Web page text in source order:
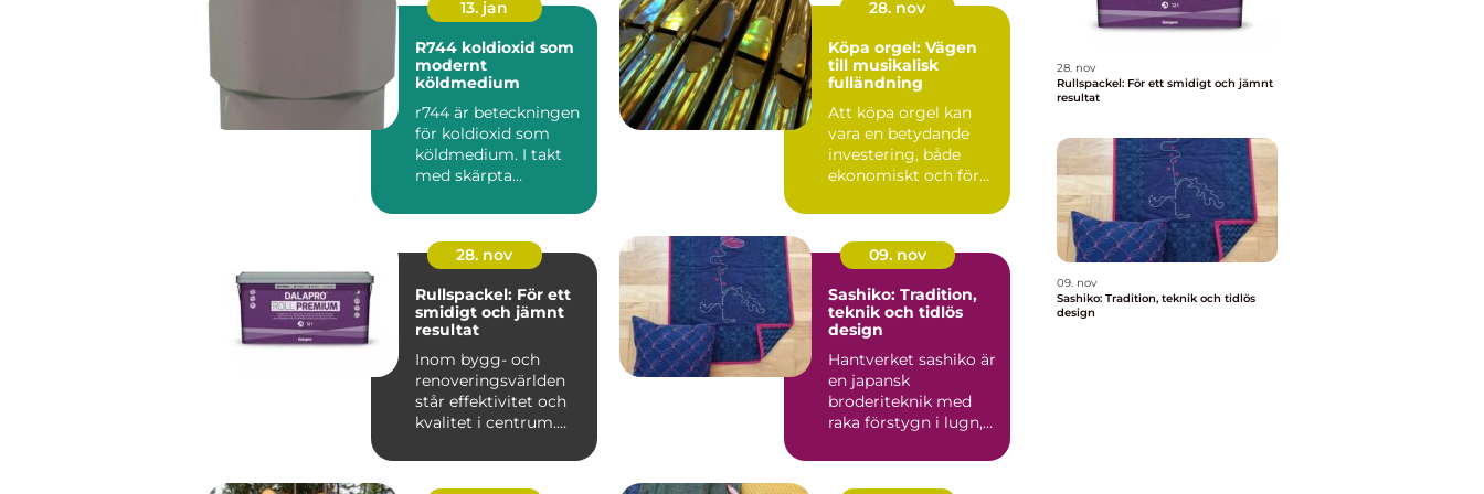
13. jan
R744 koldioxid som
modernt
köldmedium
r744 är beteckningen
för koldioxid som
köldmedium. I takt
med skärpta
energipriser ...
28. nov
Köpa orgel: Vägen
till musikalisk
fulländning
Att köpa orgel kan
vara en betydande
investering, både
ekonomiskt och för
28. nov
Rullspackel: För ett
smidigt och jämnt
resultat
Inom bygg- och
renoveringsvärlden
står effektivitet och
kvalitet i centrum.
09. nov
Sashiko: Tradition,
teknik och tidlös
design
Hantverket sashiko är
en japansk
broderiteknik med
raka förstygn i lugn,
28. nov
Rullspackel: För ett smidigt och jämnt
resultat
09. nov
Sashiko: Tradition, teknik och tidlös
design